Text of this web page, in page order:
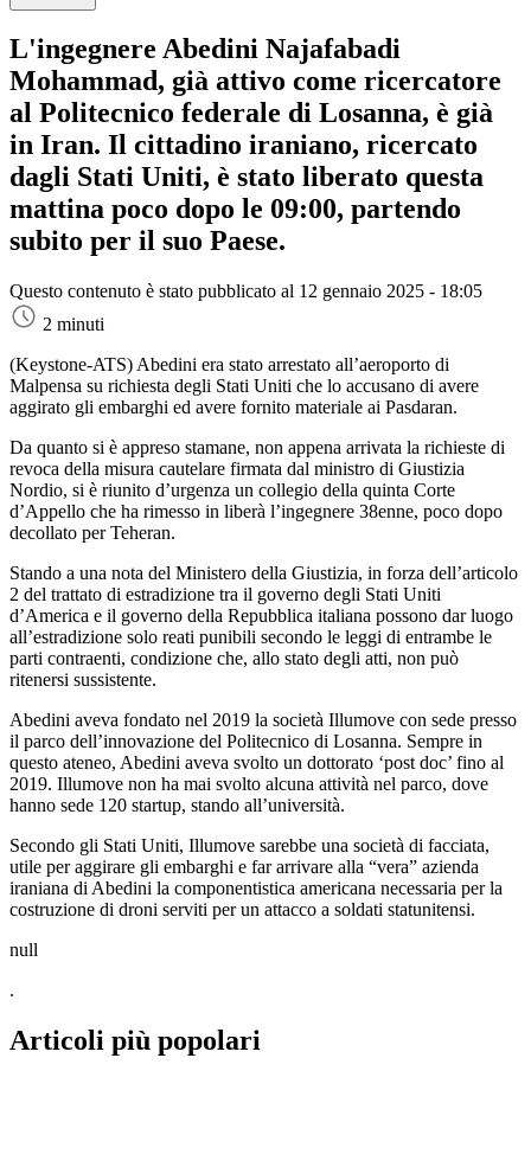
L'ingegnere Abedini Najafabadi
Mohammad, già attivo come ricercatore
al Politecnico federale di Losanna, è già
in Iran. Il cittadino iraniano, ricercato
dagli Stati Uniti, è stato liberato questa
mattina poco dopo le 09:00, partendo
subito per il suo Paese.
Questo contenuto è stato pubblicato al 12 gennaio 2025 - 18:05
2 minuti
(Keystone-ATS) Abedini era stato arrestato all’aeroporto di
Malpensa su richiesta degli Stati Uniti che lo accusano di avere
aggirato gli embarghi ed avere fornito materiale ai Pasdaran.
Da quanto si è appreso stamane, non appena arrivata la richieste di
revoca della misura cautelare firmata dal ministro di Giustizia
Nordio, si è riunito d’urgenza un collegio della quinta Corte
d’Appello che ha rimesso in liberà l’ingegnere 38enne, poco dopo
decollato per Teheran.
Stando a una nota del Ministero della Giustizia, in forza dell’articolo
2 del trattato di estradizione tra il governo degli Stati Uniti
d’America e il governo della Repubblica italiana possono dar luogo
all’estradizione solo reati punibili secondo le leggi di entrambe le
parti contraenti, condizione che, allo stato degli atti, non può
ritenersi sussistente.
Abedini aveva fondato nel 2019 la società Illumove con sede presso
il parco dell’innovazione del Politecnico di Losanna. Sempre in
questo ateneo, Abedini aveva svolto un dottorato ‘post doc’ fino al
2019. Illumove non ha mai svolto alcuna attività nel parco, dove
hanno sede 120 startup, stando all’università.
Secondo gli Stati Uniti, Illumove sarebbe una società di facciata,
utile per aggirare gli embarghi e far arrivare alla “vera” azienda
iraniana di Abedini la componentistica americana necessaria per la
costruzione di droni serviti per un attacco a soldati statunitensi.
null
.
Articoli più popolari